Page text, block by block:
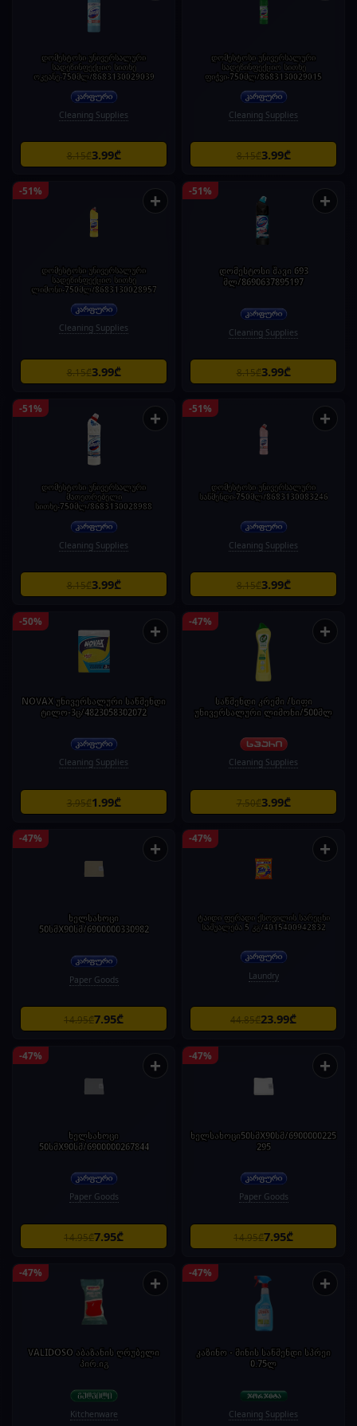
დომესტოსი უნივერსალური
სადეზინფექციო სითხე
ოკეანე-750მლ/8683130029039
Cleaning Supplies
8.15₾3.99₾
დომესტოსი უნივერსალური
სადეზინფექციო სითხე
ფიჭვი-750მლ/8683130029015
Cleaning Supplies
8.15₾3.99₾
-51% +
დომესტოსი უნივერსალური
სადეზინფექციო სითხე
ლიმონი-750მლ/8683130028957
Cleaning Supplies
8.15₾3.99₾
-51% +
დომესტოსი შავი 693
მლ/8690637895197
Cleaning Supplies
8.15₾3.99₾
-51% +
დომესტოსი უნივერსალური
მათეთრებელი
სითხე-750მლ/8683130028988
Cleaning Supplies
8.15₾3.99₾
-51% +
დომესტოსი უნივერსალური
საწმენდი-750მლ/8683130083246
Cleaning Supplies
8.15₾3.99₾
-50% +
NOVAX უნივერსალური საწმენდი
ტილო-3ც/4823058302072
Cleaning Supplies
3.95₾1.99₾
-47% +
საწმენდი კრემი /სიფი
უნივერსალური ლიმონი/500მლ
Cleaning Supplies
7.50₾3.99₾
-47% +
ხელსახოცი
50სმX90სმ/6900000330982
Paper Goods
14.95₾7.95₾
-47% +
ტაიდი ფერადი ქსოვილის სარეცხი
საშუალება 5 კგ/4015400942832
Laundry
44.85₾23.99₾
-47% +
ხელსახოცი
50სმX90სმ/6900000267844
Paper Goods
14.95₾7.95₾
-47% +
ხელსახოცი50სმX90სმ/6900000225
295
Paper Goods
14.95₾7.95₾
-47% +
VALIDOSO აბაზანის ღრუბელი
პირ.იგ
Kitchenware
-47% +
კაზინო - მინის საწმენდი სპრეი
0.75ლ
Cleaning Supplies